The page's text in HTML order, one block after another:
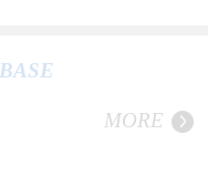
BASE
MORE